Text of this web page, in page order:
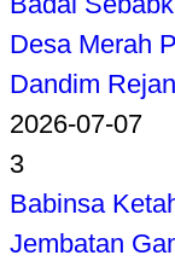
Desa Merah
Dandim
2026-07-07
3
Babinsa
Jembatan